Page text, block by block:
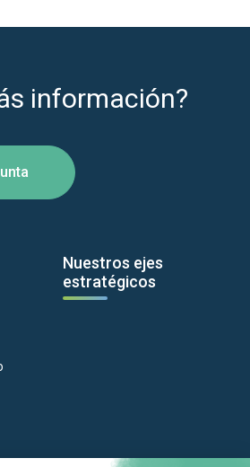
información?
Nuestros ejes
estratégicos